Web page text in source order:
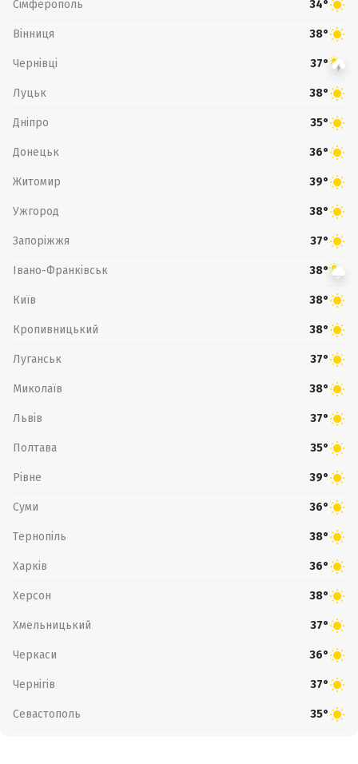
Сімферополь 34°
Вінниця 38°
Чернівці 37°
Луцьк 38°
Дніпро 35°
Донецьк 36°
Житомир 39°
Ужгород 38°
Запоріжжя 37°
Івано-Франківськ 38°
Київ 38°
Кропивницький 38°
Луганськ 37°
Миколаїв 38°
Львів 37°
Полтава 35°
Рівне 39°
Суми 36°
Тернопіль 38°
Харків 36°
Херсон 38°
Хмельницький 37°
Черкаси 36°
Чернігів 37°
Севастополь 35°